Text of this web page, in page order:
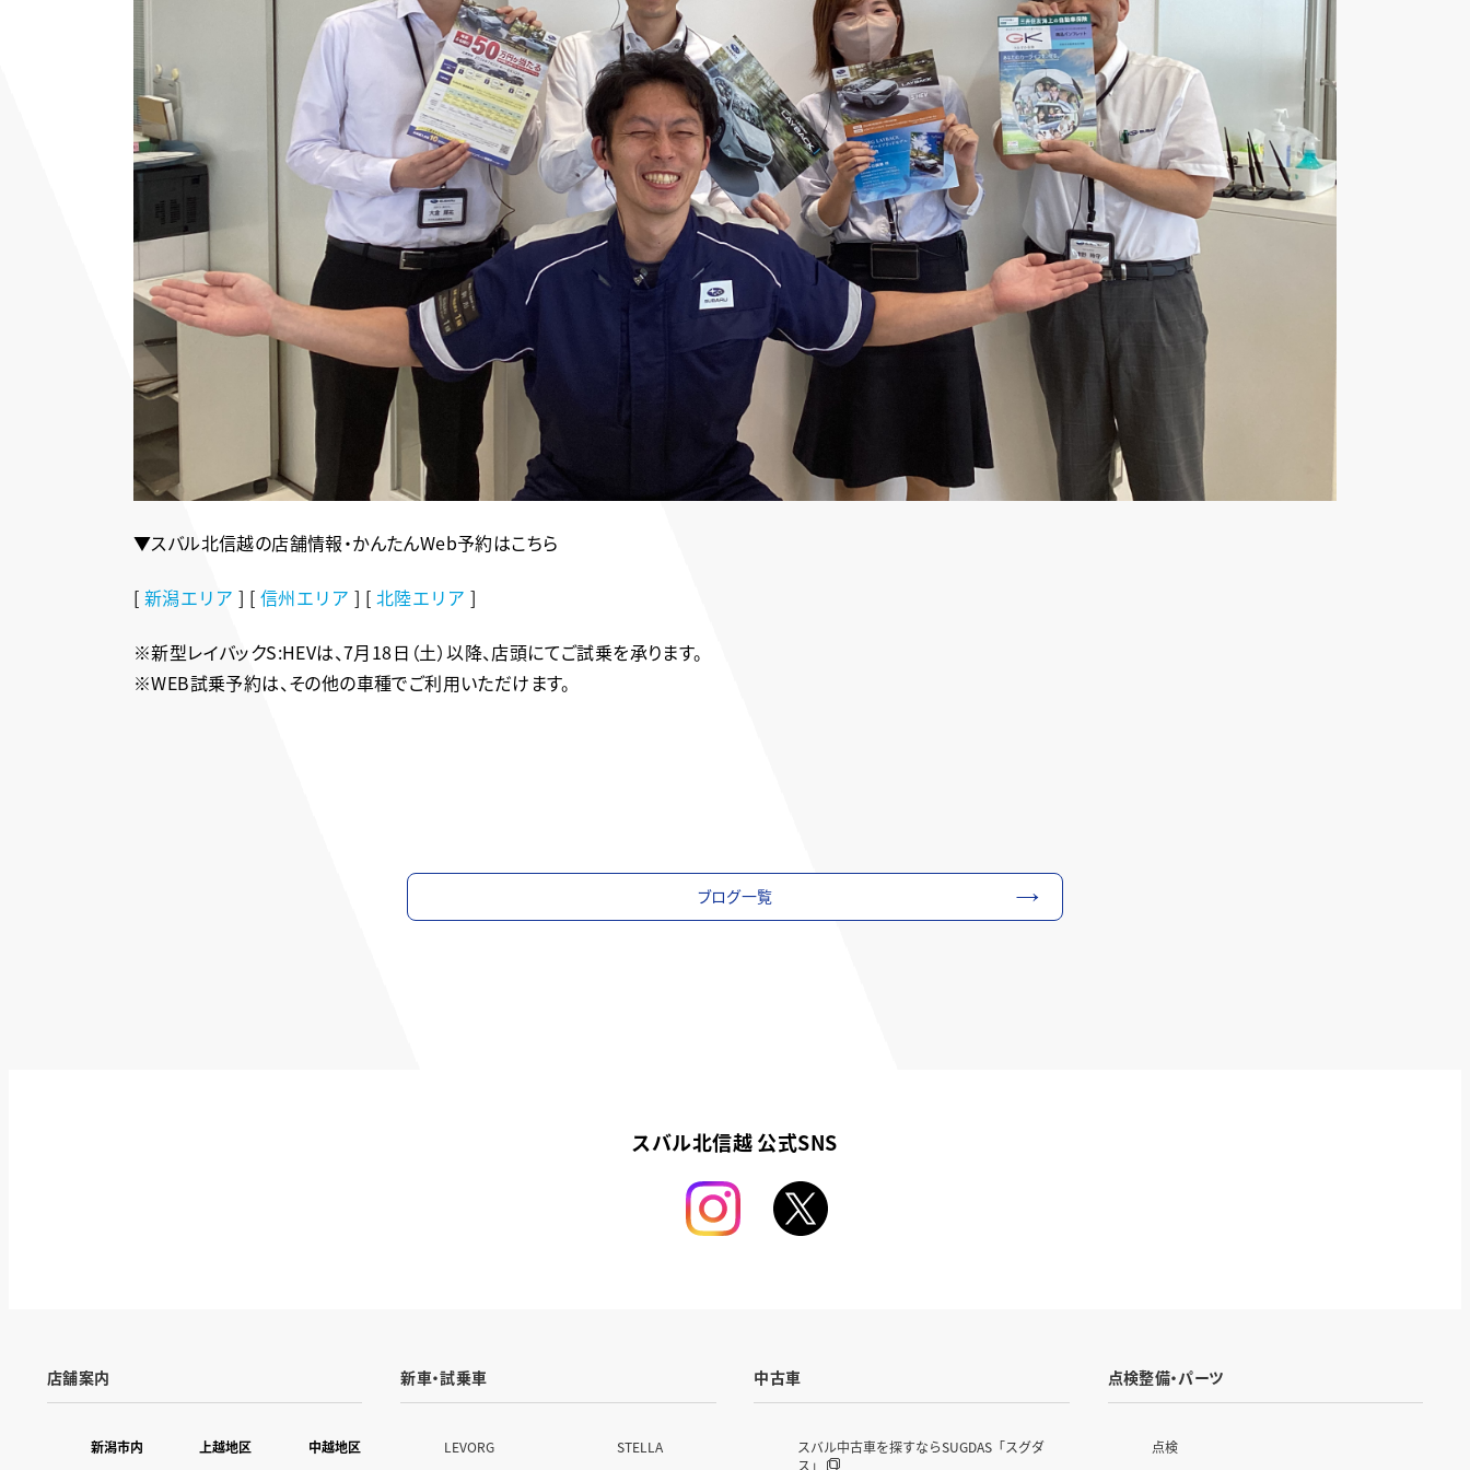
▼スバル北信越の店舗情報・かんたんWeb予約はこちら
[ 新潟エリア ] [ 信州エリア ] [ 北陸エリア ]
※新型レイバックS:HEVは、7月18日（土）以降、店頭にてご試乗を承ります。
※WEB試乗予約は、その他の車種でご利用いただけます。
ブログ一覧
スバル北信越 公式SNS
店舗案内
新潟市内
上越地区
中越地区
新車・試乗車
LEVORG
STELLA
中古車
スバル中古車を探すならSUGDAS「スグダ
ス」
点検整備・パーツ
点検